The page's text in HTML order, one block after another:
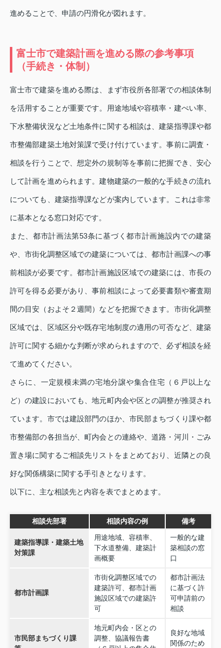
進めることで、申請の円滑化が図れます。
富士市で建築計画を進める際の参考事項
（手続き・体制）
富士市で建築を進める際は、まず市役所各部署での相談体制
を活用することが重要です。用途地域や容積率・建ぺい率、
下水整備状況など土地条件に関する相談は、建築指導課や都
市整備部建築土地対策課で受け付けています。事前に調査・
相談を行うことで、想定外の規制等を事前に把握でき、安心
して計画を進められます。建物建築の一般的な手続きの流れ
についても、建築指導課などが案内しています。これは非常
に基本となる窓口対応です。
また、都市計画法第53条に基づく都市計画施設内での建築
や、市街化調整区域での建築については、都市計画課への事
前相談が必要です。都市計画施設区域での建築には、市長の
許可を得る必要があり、事前相談によって必要書類や審査期
間の目安（およそ２週間）などを把握できます。市街化調整
区域では、区域区分や既存宅地制度の適用の可否など、建築
許可に関する細かな判断が求められますので、必ず相談を経
て進めてください。
さらに、一定規模未満の宅地分譲や集合住宅（６戸以上な
ど）の建設においても、地元町内会や区との調整が推奨され
ています。市では建設部門のほか、市民部まちづくり課や都
市整備部の各担当が、町内会との連絡や、道路・河川・ごみ
置き場に関するご相談先リストをまとめており、近隣との良
好な関係構築に関する手引きとなります。
以下に、主な相談先と内容を表でまとめます。
相談先部署 相談内容の例 備考
建築指導課・建築土地
対策課
用途地域、容積率、
下水道整備、建築計
画概要
一般的な建
築相談の窓
口
都市計画課
市街化調整区域での
建築許可、都市計画
施設区域での建築許
可
都市計画法
に基づく許
可申請前の
相談
市民部まちづくり課
地元町内会・区との
調整、協議報告書
良好な地域
関係のため